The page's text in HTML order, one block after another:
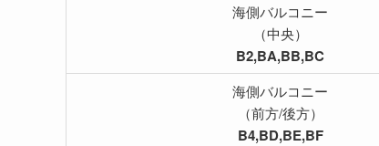
海側バルコニー
（中央）
B2,BA,BB,BC
海側バルコニー
（前方/後方）
B4,BD,BE,BF